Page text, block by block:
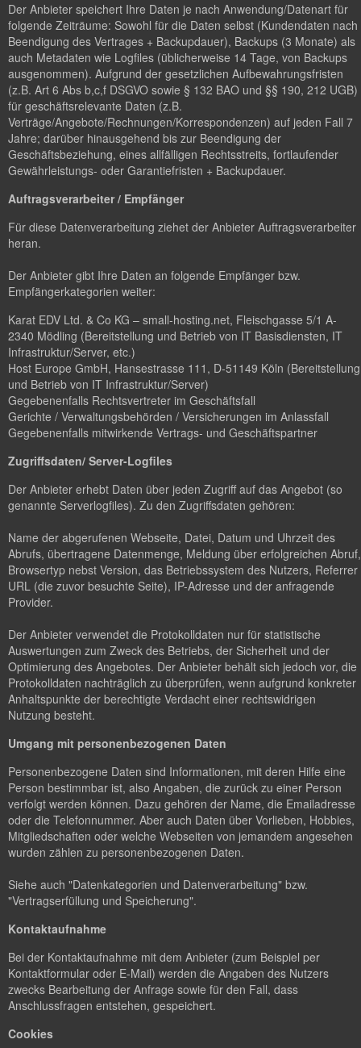
Der Anbieter speichert Ihre Daten je nach Anwendung/Datenart für
folgende Zeiträume: Sowohl für die Daten selbst (Kundendaten nach
Beendigung des Vertrages + Backupdauer), Backups (3 Monate) als
auch Metadaten wie Logfiles (üblicherweise 14 Tage, von Backups
ausgenommen). Aufgrund der gesetzlichen Aufbewahrungsfristen
(z.B. Art 6 Abs b,c,f DSGVO sowie § 132 BAO und §§ 190, 212 UGB)
für geschäftsrelevante Daten (z.B.
Verträge/Angebote/Rechnungen/Korrespondenzen) auf jeden Fall 7
Jahre; darüber hinausgehend bis zur Beendigung der
Geschäftsbeziehung, eines allfälligen Rechtsstreits, fortlaufender
Gewährleistungs- oder Garantiefristen + Backupdauer.
Auftragsverarbeiter / Empfänger
Für diese Datenverarbeitung ziehet der Anbieter Auftragsverarbeiter
heran.
Der Anbieter gibt Ihre Daten an folgende Empfänger bzw.
Empfängerkategorien weiter:
Karat EDV Ltd. & Co KG – small-hosting.net, Fleischgasse 5/1 A-
2340 Mödling (Bereitstellung und Betrieb von IT Basisdiensten, IT
Infrastruktur/Server, etc.)
Host Europe GmbH, Hansestrasse 111, D-51149 Köln (Bereitstellung
und Betrieb von IT Infrastruktur/Server)
Gegebenenfalls Rechtsvertreter im Geschäftsfall
Gerichte / Verwaltungsbehörden / Versicherungen im Anlassfall
Gegebenenfalls mitwirkende Vertrags- und Geschäftspartner
Zugriffsdaten/ Server-Logfiles
Der Anbieter erhebt Daten über jeden Zugriff auf das Angebot (so
genannte Serverlogfiles). Zu den Zugriffsdaten gehören:
Name der abgerufenen Webseite, Datei, Datum und Uhrzeit des
Abrufs, übertragene Datenmenge, Meldung über erfolgreichen Abruf,
Browsertyp nebst Version, das Betriebssystem des Nutzers, Referrer
URL (die zuvor besuchte Seite), IP-Adresse und der anfragende
Provider.
Der Anbieter verwendet die Protokolldaten nur für statistische
Auswertungen zum Zweck des Betriebs, der Sicherheit und der
Optimierung des Angebotes. Der Anbieter behält sich jedoch vor, die
Protokolldaten nachträglich zu überprüfen, wenn aufgrund konkreter
Anhaltspunkte der berechtigte Verdacht einer rechtswidrigen
Nutzung besteht.
Umgang mit personenbezogenen Daten
Personenbezogene Daten sind Informationen, mit deren Hilfe eine
Person bestimmbar ist, also Angaben, die zurück zu einer Person
verfolgt werden können. Dazu gehören der Name, die Emailadresse
oder die Telefonnummer. Aber auch Daten über Vorlieben, Hobbies,
Mitgliedschaften oder welche Webseiten von jemandem angesehen
wurden zählen zu personenbezogenen Daten.
Siehe auch "Datenkategorien und Datenverarbeitung" bzw.
"Vertragserfüllung und Speicherung".
Kontaktaufnahme
Bei der Kontaktaufnahme mit dem Anbieter (zum Beispiel per
Kontaktformular oder E-Mail) werden die Angaben des Nutzers
zwecks Bearbeitung der Anfrage sowie für den Fall, dass
Anschlussfragen entstehen, gespeichert.
Cookies